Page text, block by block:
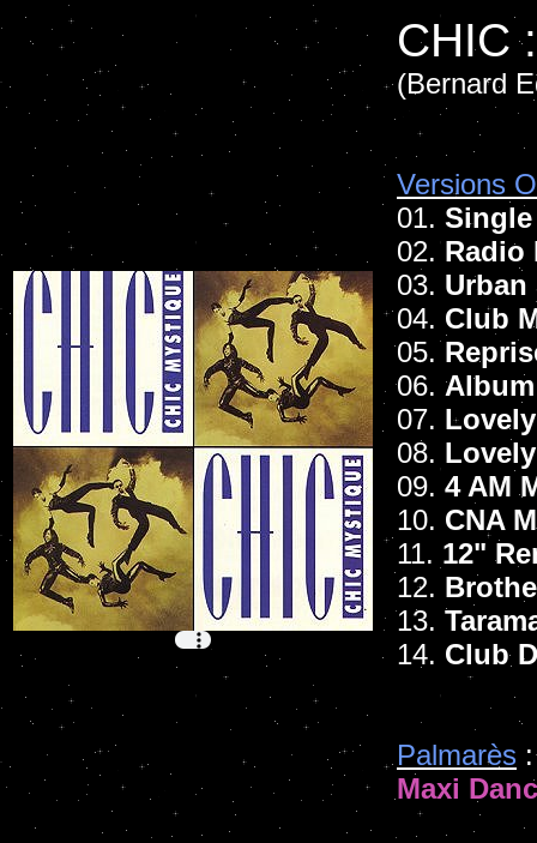
CHIC
(Bernard
Versions
01.
02.Radio
03.
04. Club
05.
06.
07.
08.
09. 4 AM
10. CNA
11. 12"
12.
13.
14. Club
Palmarès :
Maxi